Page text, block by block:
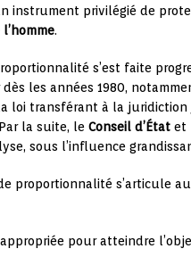
instrument privilégié de
.
s’est faite
les années 1980,
loi transférant à la
la suite, le Conseil d’État et
sous l’influence
proportionnalité s’articule
pour atteindre